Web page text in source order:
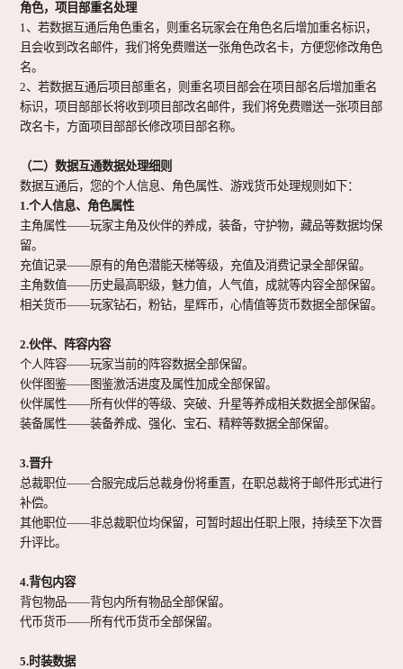
角色，项目部重名处理
1、若数据互通后角色重名 ，则重名玩家会在角色名后增加重名标识，
且会收到改名邮件，我们将免费赠送一张角色改名卡，方便您修改角色
名。
2、若数据互通后项目部重名 ，则重名项目部会在项目部名后增加重名
标识，项目部部长将收到项目部改名邮件，我们将免费赠送一张项目部
改名卡，方面项目部部长修改项目部名称。
（二）数据互通数据处理细则
数据互通后，您的个人信息、角色属性、游戏货币处理规则如下：
1.个人信息、角色属性
主角属性——玩家主角及伙伴的养成，装备，守护物，藏品等数据均保
留。
充值记录——原有的角色潜能天梯等级，充值及消费记录全部保留。
主角数值——历史最高职级，魅力值，人气值，成就等内容全部保留。
相关货币——玩家钻石，粉钻，星辉币，心情值等货币数据全部保留。
2.伙伴、阵容内容
个人阵容——玩家当前的阵容数据全部保留。
伙伴图鉴——图鉴激活进度及属性加成全部保留。
伙伴属性——所有伙伴的等级、突破、升星等养成相关数据全部保留。
装备属性——装备养成、强化、宝石、精粹等数据全部保留。
3.晋升
总裁职位——合服完成后总裁身份将重置，在职总裁将于邮件形式进行
补偿。
其他职位——非总裁职位均保留，可暂时超出任职上限，持续至下次晋
升评比。
4.背包内容
背包物品——背包内所有物品全部保留。
代币货币——所有代币货币全部保留。
5.时装数据